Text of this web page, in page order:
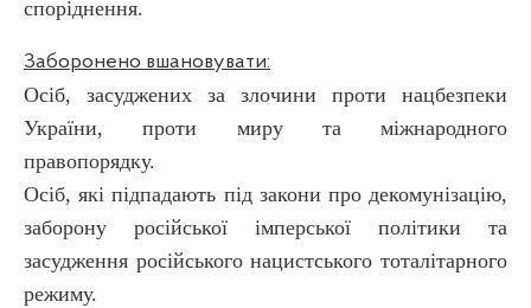
споріднення.
Заборонено вшановувати:
Осіб, засуджених за злочини проти нацбезпеки
України, проти миру та міжнародного
правопорядку.
Осіб, які підпадають під закони про декомунізацію,
заборону російської імперської політики та
засудження російського нацистського тоталітарного
режиму.